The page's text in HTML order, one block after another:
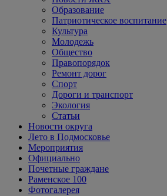
Образование
Патриотическое воспитание
Культура
Молодежь
Общество
Правопорядок
Ремонт дорог
Спорт
Дороги и транспорт
Экология
Статьи
Новости округа
Лето в Подмосковье
Мероприятия
Официально
Почетные граждане
Раменское 100
Фотогалерея